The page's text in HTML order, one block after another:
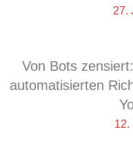
27.
Von Bots
automatisierten
12.